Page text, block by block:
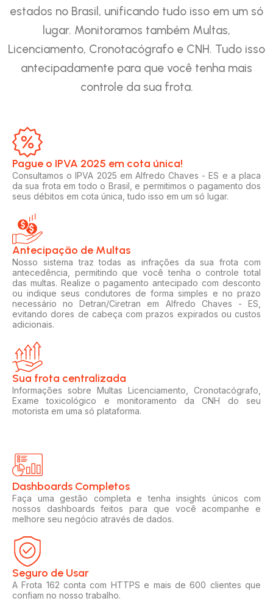
estados no Brasil, unificando tudo isso em um só
lugar. Monitoramos também Multas,
Licenciamento, Cronotacógrafo e CNH. Tudo isso
antecipadamente para que você tenha mais
controle da sua frota.
Pague o IPVA 2025 em cota única!​
Consultamos o IPVA 2025 em Alfredo Chaves - ES e a placa
da sua frota em todo o Brasil, e permitimos o pagamento dos
seus débitos em cota única, tudo isso em um só lugar.
Antecipação de Multas
Nosso sistema traz todas as infrações da sua frota com
antecedência, permitindo que você tenha o controle total
das multas. Realize o pagamento antecipado com desconto
ou indique seus condutores de forma simples e no prazo
necessário no Detran/Ciretran em Alfredo Chaves - ES,
evitando dores de cabeça com prazos expirados ou custos
adicionais.
Sua frota centralizada​
Informações sobre Multas Licenciamento, Cronotacógrafo,
Exame toxicológico e monitoramento da CNH do seu
motorista em uma só plataforma.
Dashboards Completos​​
Faça uma gestão completa e tenha insights únicos com
nossos dashboards feitos para que você acompanhe e
melhore seu negócio através de dados.
Seguro de Usar​
A Frota 162 conta com HTTPS e mais de 600 clientes que
confiam no nosso trabalho.